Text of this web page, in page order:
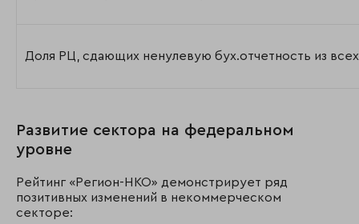
Доля РЦ, сдающих ненулевую бух.отчетность из
Развитие сектора на федеральном
уровне
Рейтинг «Регион-НКО» демонстрирует ряд
позитивных изменений в некоммерческом
секторе: